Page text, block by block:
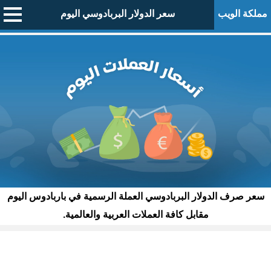
مملكة الويب سعر الدولار البربادوسي اليوم
سعر صرف الدولار البربادوسي العملة الرسمية في باربادوس اليوم
مقابل كافة العملات العربية والعالمية.